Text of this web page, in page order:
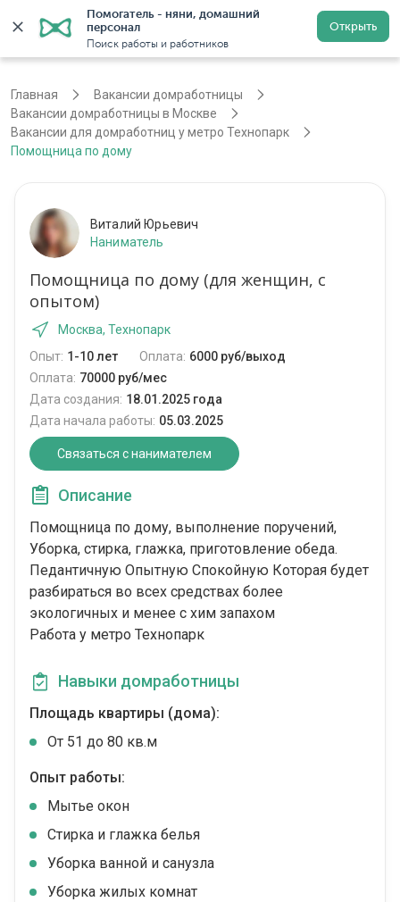
Помогатель - няни, домашний
персонал
Поиск работы и работников
Открыть
Регистрация
Главная
Вакансии домработницы
Вакансии домработницы в Москве
Вакансии для домработниц у метро Технопарк
Помощница по дому
Виталий Юрьевич
Наниматель
Помощница по дому (для женщин, с
опытом)
Москва, Технопарк
Опыт: 1-10 лет Оплата: 6000 руб/выход
Оплата: 70000 руб/мес
Дата создания: 18.01.2025 года
Дата начала работы: 05.03.2025
Связаться с нанимателем
Описание
Помощница по дому, выполнение поручений,
Уборка, стирка, глажка, приготовление обеда.
Педантичную Опытную Спокойную Которая будет
разбираться во всех средствах более
экологичных и менее с хим запахом
Работа у метро Технопарк
Навыки домработницы
Площадь квартиры (дома):
От 51 до 80 кв.м
Опыт работы:
Мытье окон
Стирка и глажка белья
Уборка ванной и санузла
Уборка жилых комнат